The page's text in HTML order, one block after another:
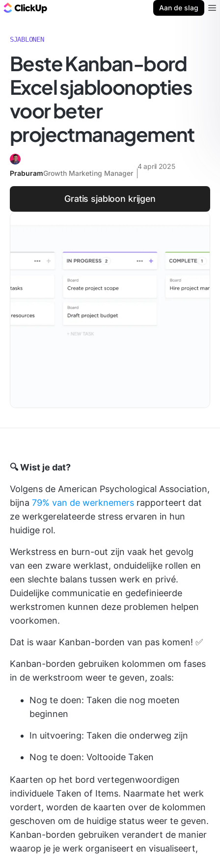
Aan de slag
SJABLONEN
Beste Kanban-bord
Excel sjabloonopties
voor beter
projectmanagement
PraburamGrowth Marketing Manager
4 april 2025
Gratis sjabloon krijgen
🔍 Wist je dat?
Volgens de American Psychological Association,
bijna 79% van de werknemers rapporteert dat
ze werkgerelateerde stress ervaren in hun
huidige rol.
Werkstress en burn-out zijn vaak het gevolg
van een zware werklast, onduidelijke rollen en
een slechte balans tussen werk en privé.
Duidelijke communicatie en gedefinieerde
werkstromen kunnen deze problemen helpen
voorkomen.
Dat is waar Kanban-borden van pas komen! ✅
Kanban-borden gebruiken kolommen om fases
in de werkstroom weer te geven, zoals:
Nog te doen: Taken die nog moeten
beginnen
In uitvoering: Taken die onderweg zijn
Nog te doen: Voltooide Taken
Kaarten op het bord vertegenwoordigen
individuele Taken of Items. Naarmate het werk
vordert, worden de kaarten over de kolommen
geschoven om de huidige status weer te geven.
Kanban-borden gebruiken verandert de manier
waarop je je werk organiseert en visualiseert,